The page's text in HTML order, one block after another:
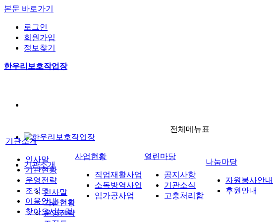
본문 바로가기
로그인
회원가입
정보찾기
한우리보호작업장
기관소개
인사말
기관현황
운영전략
전체메뉴표
기관소개
인사말
기관현황
운영전략
조직도
이용안내
찾아오시는길
사업현황
직업재활사업
소독방역사업
임가공사업
열린마당
공지사항
기관소식
고충처리함
나눔마당
자원봉사안내
후원안내